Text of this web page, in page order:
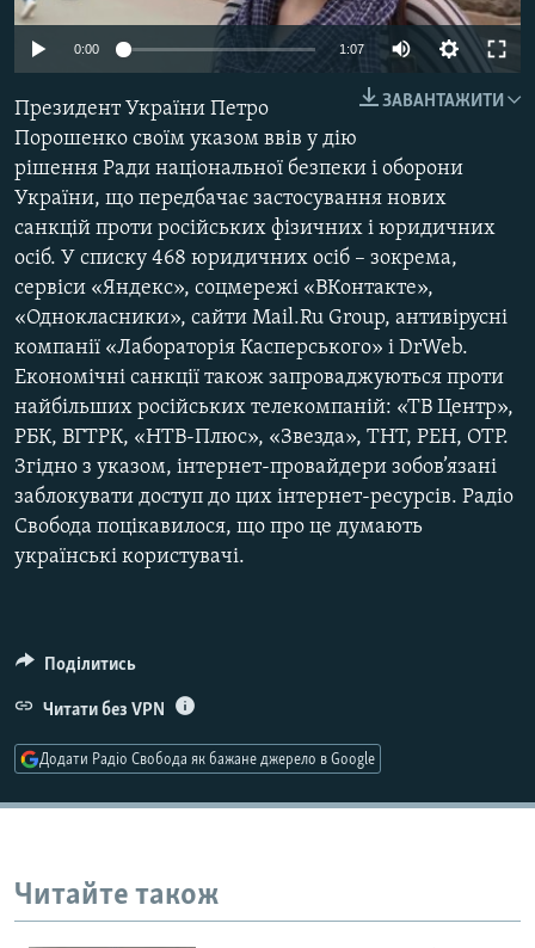
МУЛЬТИМЕДІА
ФОТО
СПЕЦПРОЄКТИ
ПОДКАСТИ
КРИМ РЕАЛІЇ
РУС
УКР
КТАТ
ДОЛУЧАЙСЯ!
Усі сайти RFE/RL
0:00 1:07
ЗАВАНТАЖИТИ
Президент України Петро
Порошенко своїм указом ввів у дію
рішення Ради національної безпеки і оборони
України, що передбачає застосування нових
санкцій проти російських фізичних і юридичних
осіб. У списку 468 юридичних осіб – зокрема,
сервіси «Яндекс», соцмережі «ВКонтакте»,
«Однокласники», сайти Mail.Ru Group, антивірусні
компанії «Лабораторія Касперського» і DrWeb.
Економічні санкції також запроваджуються проти
найбільших російських телекомпаній: «ТВ Центр»,
РБК, ВГТРК, «НТВ-Плюс», «Звезда», ТНТ, РЕН, ОТР.
Згідно з указом, інтернет-провайдери зобов’язані
заблокувати доступ до цих інтернет-ресурсів. Радіо
Свобода поцікавилося, що про це думають
українські користувачі.
Поділитись
Читати без VPN
Додати Радіо Свобода як бажане джерело в Google
Читайте також